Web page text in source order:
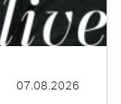
07.08.2026